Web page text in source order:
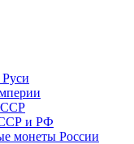
и РФ
монеты России